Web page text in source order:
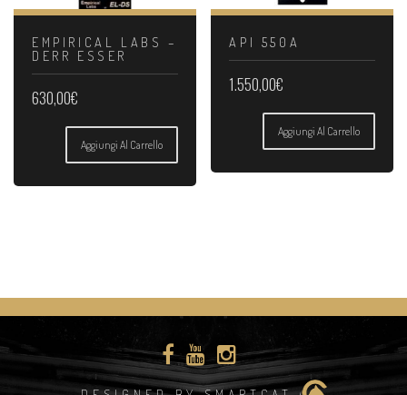
EMPIRICAL LABS –
DERR ESSER
630,00€
Aggiungi Al Carrello
API 550A
1.550,00€
Aggiungi Al Carrello